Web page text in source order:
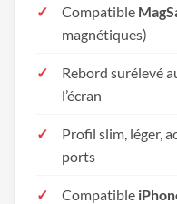
Compatible
magnétiques)
Rebord surélevé
l’écran
Profil slim, léger,
ports
Compatible